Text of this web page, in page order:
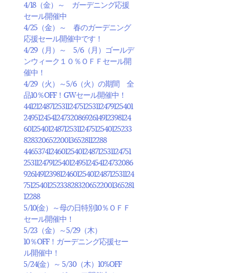
4/18（金）～ ガーデニング応援
セール開催中
4/25（金）～ 春のガーデニング
応援セール開催中です！
4/29（月）～ 5/6（月）ゴールデ
ンウィーク１０％ＯＦＦセール開
催中！
4/29（火）～5/6（火）の期間 全
品10％OFF！GWセール開催中！
44121248712531124751253112479125401
24951245412473208692614912398124
601254012487125311247512540125233
828320652200136528112288
446537412460125401248712531124751
253112479125401249512454124732086
9261491239812460125401248712531124
75125401252338283206522001365281
12288
5/10(金）～母の日特別10％ＯＦＦ
セール開催中！
5/23（金）～5/29（木）
10％OFF！ガーデニング応援セー
ル開催中！
5/24(金）～ 5/30（木）10%OFF